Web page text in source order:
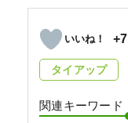
+7
タイアップ
関連キーワード